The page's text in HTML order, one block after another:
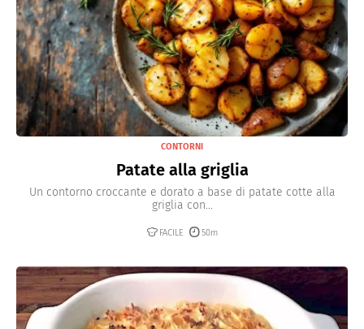
CONTORNI
Patate alla griglia
Un contorno croccante e dorato a base di patate cotte alla
griglia con...
FACILE 50m